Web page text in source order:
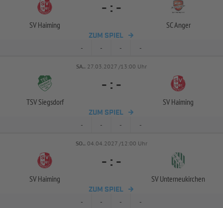
SV Haiming
- : -
SC Anger
ZUM SPIEL
- - - -
SA.. 27.03.2027 /13:00 Uhr
TSV Siegsdorf
- : -
SV Haiming
ZUM SPIEL
- - - -
SO.. 04.04.2027 /12:00 Uhr
SV Haiming
- : -
SV Unterneukirchen
ZUM SPIEL
- - - -